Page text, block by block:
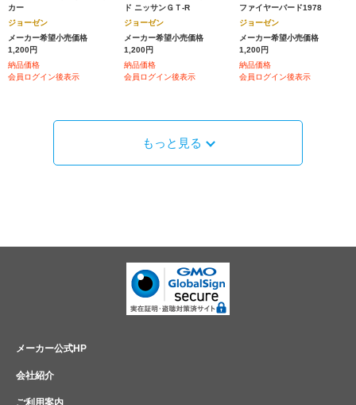
カー
ジョーゼン
メーカー希望小売価格
1,200円
納品価格
会員ログイン後表示
ド ニッサンＧＴ-R
ジョーゼン
メーカー希望小売価格
1,200円
納品価格
会員ログイン後表示
ファイヤーバード1978
ジョーゼン
メーカー希望小売価格
1,200円
納品価格
会員ログイン後表示
もっと見る
メーカー公式HP
会社紹介
ご利用案内